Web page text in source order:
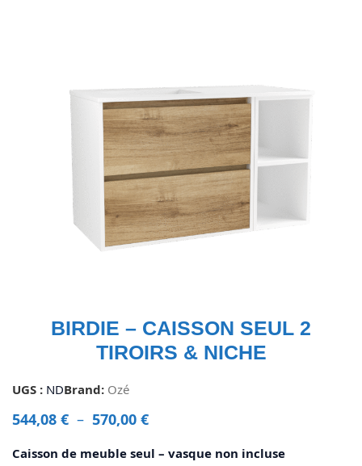
BIRDIE – CAISSON SEUL 2
TIROIRS & NICHE
UGS : NDBrand: Ozé
544,08 € – 570,00 €
Caisson de meuble seul – vasque non incluse